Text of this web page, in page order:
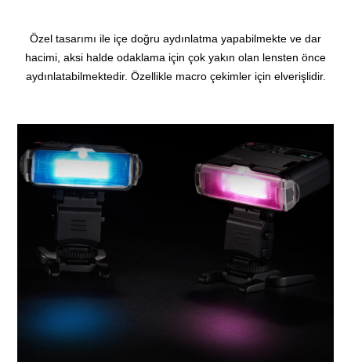
Özel tasarımı ile içe doğru aydınlatma yapabilmekte ve dar
hacimi, aksi halde odaklama için çok yakın olan lensten önce
aydınlatabilmektedir. Özellikle macro çekimler için elverişlidir.